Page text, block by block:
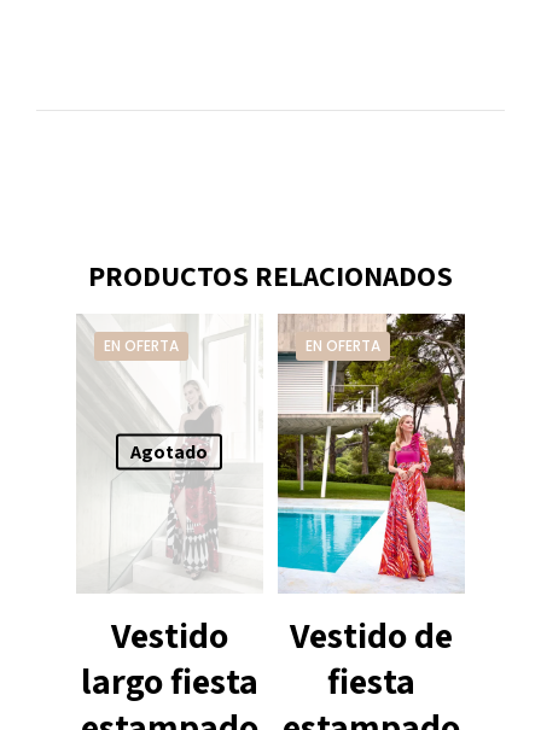
PRODUCTOS RELACIONADOS
EN OFERTA
Agotado
Vestido
largo fiesta
EN OFERTA
Vestido de
fiesta